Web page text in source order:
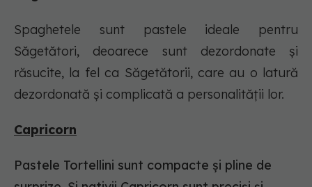
Spaghetele sunt pastele ideale pentru
Săgetători, deoarece sunt dezordonate și
răsucite, la fel ca Săgetătorii, care au o latură
dezordonată și complicată a personalității lor.
Capricorn
Pastele Tortellini sunt compacte și pline de